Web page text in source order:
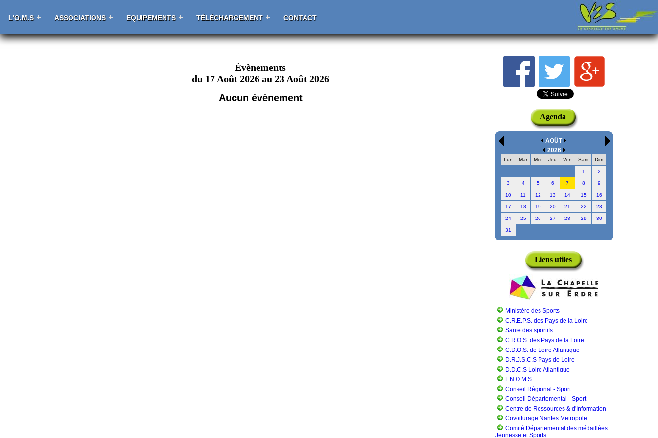
L'O.M.S ASSOCIATIONS EQUIPEMENTS TÉLÉCHARGEMENT CONTACT
Évènements
du 17 Août 2026 au 23 Août 2026
Aucun évènement
Agenda
AOÛT
2026
Lun Mar Mer Jeu Ven Sam Dim
1 2
3 4 5 6 7 8 9
10 11 12 13 14 15 16
17 18 19 20 21 22 23
24 25 26 27 28 29 30
31
Liens utiles
Ministère des Sports
C.R.E.P.S. des Pays de la Loire
Santé des sportifs
C.R.O.S. des Pays de la Loire
C.D.O.S. de Loire Atlantique
D.R.J.S.C.S Pays de Loire
D.D.C.S Loire Atlantique
F.N.O.M.S.
Conseil Régional - Sport
Conseil Départemental - Sport
Centre de Ressources & d'Information
Covoiturage Nantes Métropole
Comité Départemental des médaillées
Jeunesse et Sports